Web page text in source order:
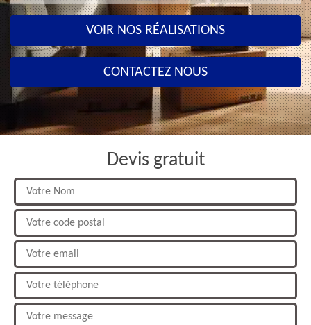
VOIR NOS RÉALISATIONS
CONTACTEZ NOUS
Devis gratuit